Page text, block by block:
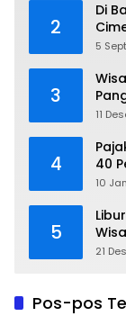
2
Di
5
3
11
4
40
10
5
21
Pos-pos